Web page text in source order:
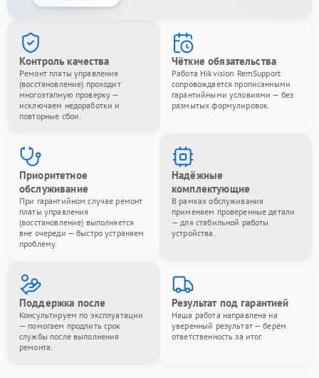
Контроль качества
Ремонт платы управления
(восстановление) проходит
многоэтапную проверку —
исключаем недоработки и
повторные сбои.
Чёткие обязательства
Работа Hikvision RemSupport
сопровождается прописанными
гарантийными условиями — без
размытых формулировок.
Приоритетное
обслуживание
При гарантийном случае ремонт
платы управления
(восстановление) выполняется
вне очереди — быстро устраняем
проблему.
Надёжные
комплектующие
В рамках обслуживания
применяем проверенные детали
— для стабильной работы
устройства.
Поддержка после
Консультируем по эксплуатации
— помогаем продлить срок
службы после выполнения
ремонта.
Результат под гарантией
Наша работа направлена на
уверенный результат — берём
ответственность за итог.